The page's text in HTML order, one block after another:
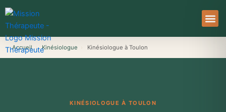
Aller
au
contenu
Accueil › Kinésiologue Kinésiologue à Toulon
KINÉSIOLOGUE À TOULON